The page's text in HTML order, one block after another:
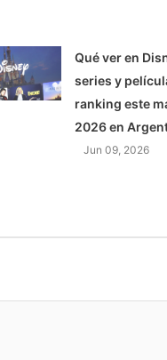
Qué ver en
series y
ranking este
2026 en
Jun 09, 2026